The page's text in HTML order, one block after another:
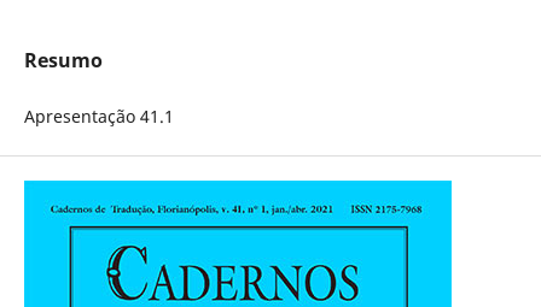
Resumo
Apresentação 41.1